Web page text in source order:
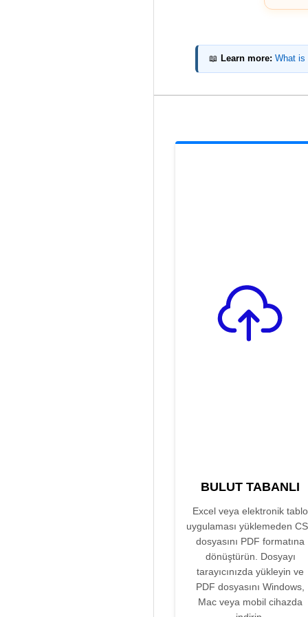
📖 Learn more: What is
BULUT TABANLI
Excel veya elektronik tablo
uygulaması yüklemeden
dosyasını PDF formatına
dönüştürün. Dosyayı
tarayıcınızda yükleyin ve
PDF dosyasını Windows,
Mac veya mobil cihazda